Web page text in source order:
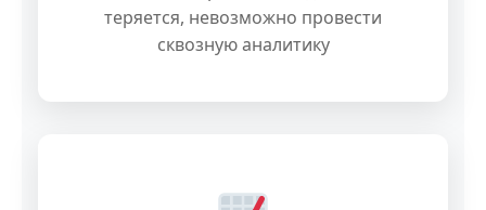
теряется, невозможно провести
сквозную аналитику